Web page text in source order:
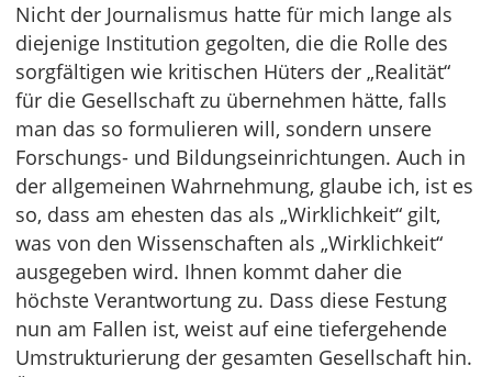
Nicht der Journalismus hatte für mich lange als
diejenige Institution gegolten, die die Rolle des
sorgfältigen wie kritischen Hüters der „Realität“
für die Gesellschaft zu übernehmen hätte, falls
man das so formulieren will, sondern unsere
Forschungs- und Bildungseinrichtungen. Auch in
der allgemeinen Wahrnehmung, glaube ich, ist es
so, dass am ehesten das als „Wirklichkeit“ gilt,
was von den Wissenschaften als „Wirklichkeit“
ausgegeben wird. Ihnen kommt daher die
höchste Verantwortung zu. Dass diese Festung
nun am Fallen ist, weist auf eine tiefergehende
Umstrukturierung der gesamten Gesellschaft hin.